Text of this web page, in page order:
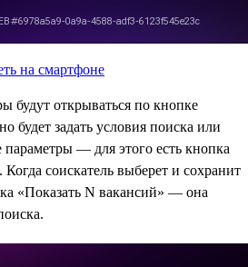
на смартфоне
будут открываться по кнопке
будет задать условия поиска или
— для этого есть кнопка
соискатель выберет и сохранит
«Показать N вакансий» — она